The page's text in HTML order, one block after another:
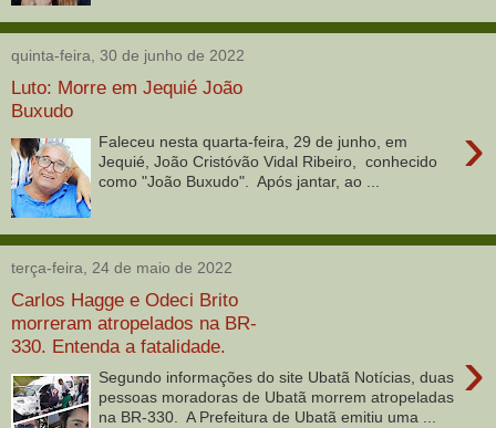
quinta-feira, 30 de junho de 2022
Luto: Morre em Jequié João
Buxudo
›
Faleceu nesta quarta-feira, 29 de junho, em
Jequié, João Cristóvão Vidal Ribeiro, conhecido
como "João Buxudo". Após jantar, ao ...
terça-feira, 24 de maio de 2022
Carlos Hagge e Odeci Brito
morreram atropelados na BR-
330. Entenda a fatalidade.
›
Segundo informações do site Ubatã Notícias, duas
pessoas moradoras de Ubatã morrem atropeladas
na BR-330. A Prefeitura de Ubatã emitiu uma ...